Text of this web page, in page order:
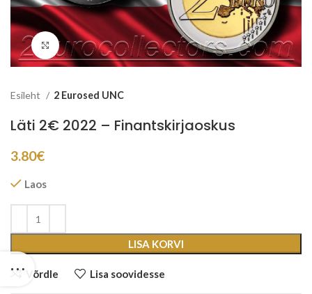
Suurenda
Esileht 2 Eurosed UNC
Läti 2€ 2022 – Finantskirjaoskus
3.80€
Laos
LISA KORVI
Võrdle Lisa soovidesse